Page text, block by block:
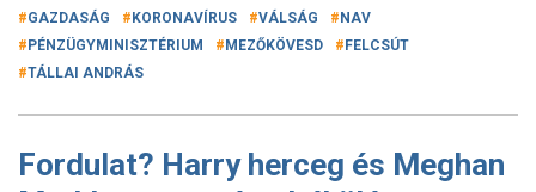
GAZDASÁG KORONAVÍRUS VÁLSÁG
NAV
PÉNZÜGYMINISZTÉRIUM
MEZŐKÖVESD
FELCSÚT
TÁLLAI ANDRÁS
Fordulat? Harry herceg és Meghan